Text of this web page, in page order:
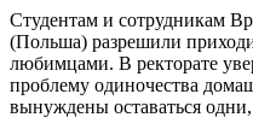
Студентам и сотрудникам
(Польша) разрешили
любимцами. В ректорате
проблему одиночества
вынуждены оставаться одни,